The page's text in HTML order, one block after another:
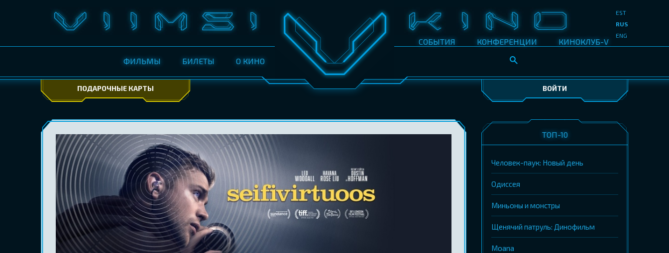
ФИЛЬМЫ БИЛЕТЫ О КИНО
СОБЫТИЯ КОНФЕРЕНЦИИ КИНОКЛУБ-V
EST
RUS
ENG
ПОДАРОЧНЫЕ КАРТЫ ВОЙТИ
ТОП-10
Человек-паук: Новый день
Одиссея
Миньоны и монстры
Щенячий патруль: Динофильм
Moana